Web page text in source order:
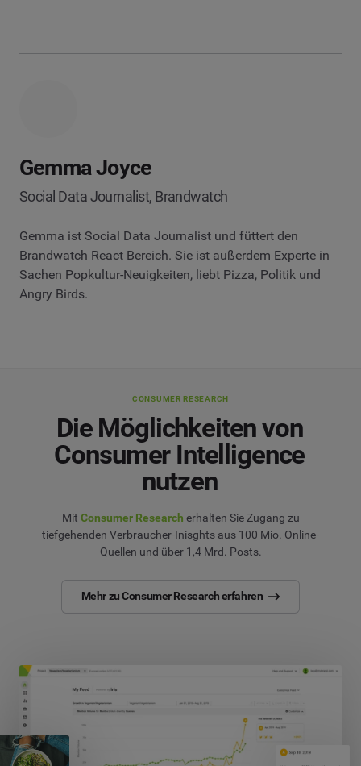
Gemma Joyce
Social Data Journalist, Brandwatch
Gemma ist Social Data Journalist und füttert den
Brandwatch React Bereich. Sie ist außerdem Experte in
Sachen Popkultur-Neuigkeiten, liebt Pizza, Politik und
Angry Birds.
CONSUMER RESEARCH
Die Möglichkeiten von
Consumer Intelligence
nutzen
Mit Consumer Research erhalten Sie Zugang zu
tiefgehenden Verbraucher-Inisghts aus 100 Mio. Online-
Quellen und über 1,4 Mrd. Posts.
Mehr zu Consumer Research erfahren